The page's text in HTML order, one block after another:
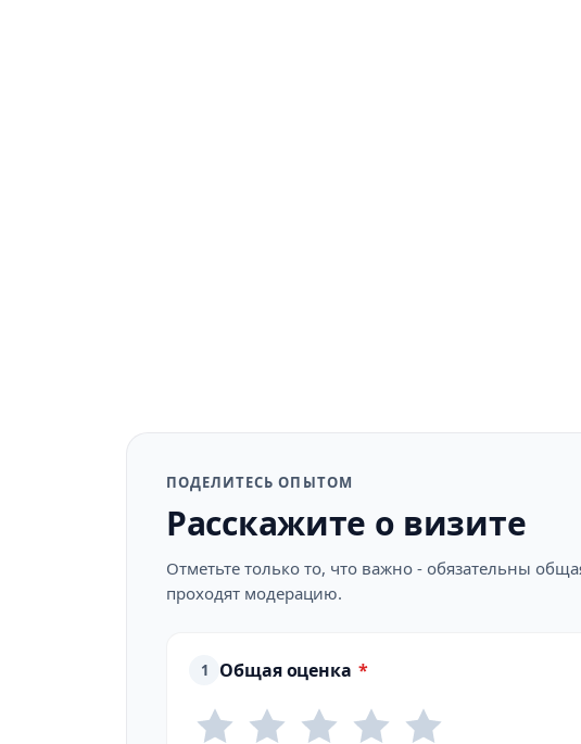
ПОДЕЛИТЕСЬ ОПЫТОМ
Расскажите о визите
Отметьте только то, что важно - обязательны
проходят модерацию.
1 Общая оценка *